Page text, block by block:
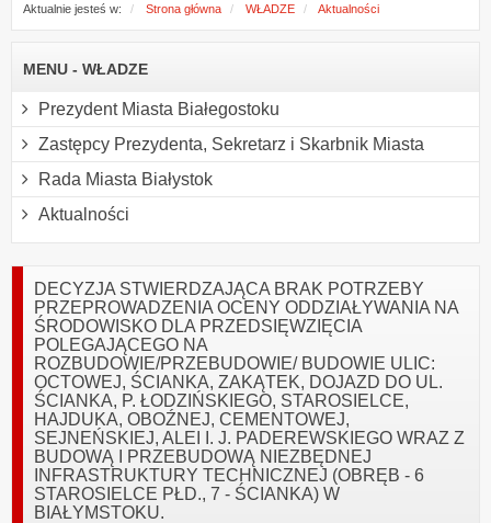
Aktualnie jesteś w: Strona główna WŁADZE Aktualności
MENU - WŁADZE
Prezydent Miasta Białegostoku
Zastępcy Prezydenta, Sekretarz i Skarbnik Miasta
Rada Miasta Białystok
Aktualności
DECYZJA STWIERDZAJĄCA BRAK POTRZEBY
PRZEPROWADZENIA OCENY ODDZIAŁYWANIA NA
ŚRODOWISKO DLA PRZEDSIĘWZIĘCIA
POLEGAJĄCEGO NA
ROZBUDOWIE/PRZEBUDOWIE/ BUDOWIE ULIC:
OCTOWEJ, ŚCIANKA, ZAKĄTEK, DOJAZD DO UL.
ŚCIANKA, P. ŁODZIŃSKIEGO, STAROSIELCE,
HAJDUKA, OBOŹNEJ, CEMENTOWEJ,
SEJNEŃSKIEJ, ALEI I. J. PADEREWSKIEGO WRAZ Z
BUDOWĄ I PRZEBUDOWĄ NIEZBĘDNEJ
INFRASTRUKTURY TECHNICZNEJ (OBRĘB - 6
STAROSIELCE PŁD., 7 - ŚCIANKA) W
BIAŁYMSTOKU.